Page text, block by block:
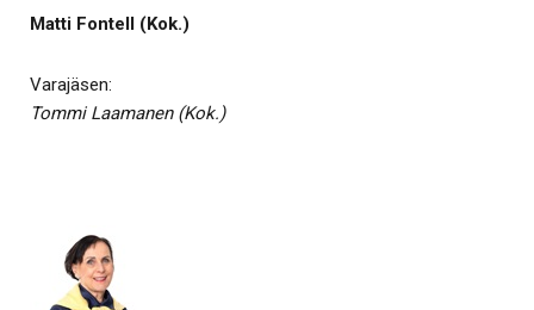
Matti Fontell (Kok.)
Varajäsen:
Tommi Laamanen (Kok.)